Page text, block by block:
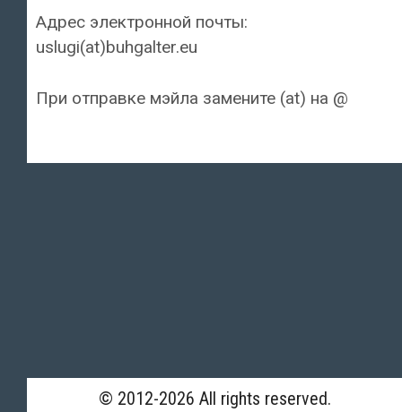
Адрес электронной почты:
uslugi(at)buhgalter.eu
При отправке мэйла замените (at) на @
© 2012-2026 All rights reserved.